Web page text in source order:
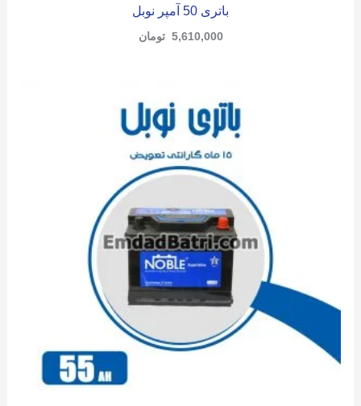
باتری 50 آمپر نوبل
5,610,000 تومان